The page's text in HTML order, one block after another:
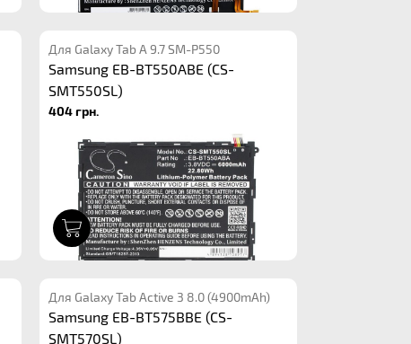
Для Galaxy Tab A 9.7 SM-P550
Samsung EB-BT550ABE (CS-
SMT550SL)
404 грн.
Для Galaxy Tab Active 3 8.0 (4900mAh)
Samsung EB-BT575BBE (CS-
SMT570SL)